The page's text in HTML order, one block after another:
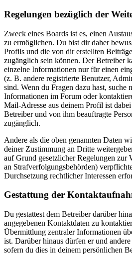
Regelungen bezüglich der
Zweck eines Boards ist es, einen
zu ermöglichen. Du bist dir daher
Profils und die von dir erstellten
zugänglich sein können. Der Betreiber
einzelne Informationen nur für einen
(z. B. andere registrierte Benutzer,
sind. Wenn du Fragen dazu hast, suche
Informationen im Forum oder
Mail-Adresse aus deinem Profil ist
Betreiber und von ihm beauftragte
zugänglich.
Andere als die oben genannten Daten
deiner Zustimmung an Dritte
auf Grund gesetzlicher Regelungen zur
an Strafverfolgungsbehörden)
Durchsetzung rechtlicher Interessen
Gestattung der
Du gestattest dem Betreiber darüber
angegebenen Kontaktdaten zu
Übermittlung zentraler Informationen
ist. Darüber hinaus dürfen er und
sofern du dies in deinem persönlichen